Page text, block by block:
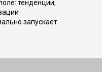
тенденции,
запускает